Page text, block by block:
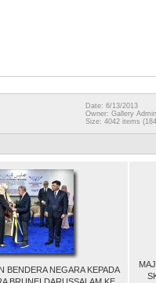
Date: 6/13/2013
Owner: Gallery
Size: 4042 items
BENDERA NEGARA KEPADA